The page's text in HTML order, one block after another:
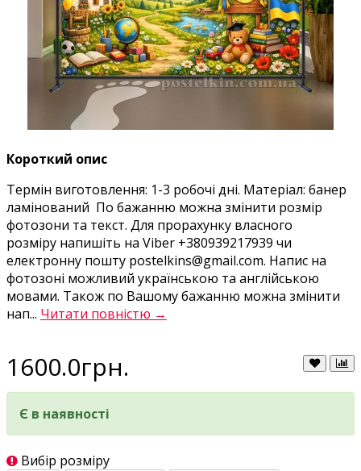
Короткий опис
Термін виготовлення: 1-3 робочі дні. Матеріал: банер
ламінований По бажанню можна змінити розмір
фотозони та текст. Для прорахунку власного
розміру напишіть на Viber +380939217939 чи
електронну пошту postelkins@gmail.com. Напис на
фотозоні можливий українською та англійською
мовами. Також по Вашому бажанню можна змінити
нап... Читати повністю →
1600.0грн.
Є в наявності
Вибір розміру